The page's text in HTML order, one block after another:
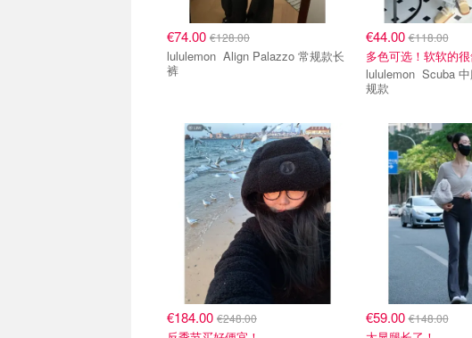
€74.00 €128.00
lululemon Align Palazzo 常规款长
裤
€44.00€118.00
多色可选！软软的
lululemon Scuba 中腰宽松卫裤 常
规款
€184.00 €248.00 €59.00€148.00